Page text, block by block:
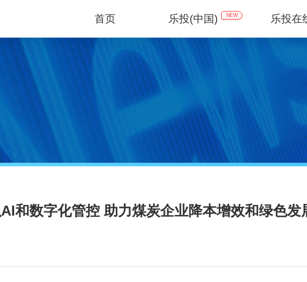
首页 乐投(中国) NEW 乐投在
AI和数字化管控 助力煤炭企业降本增效和绿色发